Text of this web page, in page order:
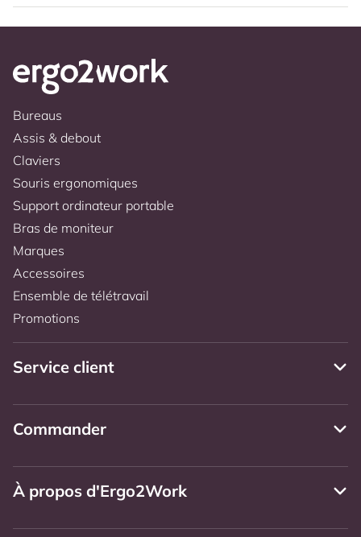
Bureaus
Assis & debout
Claviers
Souris ergonomiques
Support ordinateur portable
Bras de moniteur
Marques
Accessoires
Ensemble de télétravail
Promotions
Service client
Commander
À propos d'Ergo2Work